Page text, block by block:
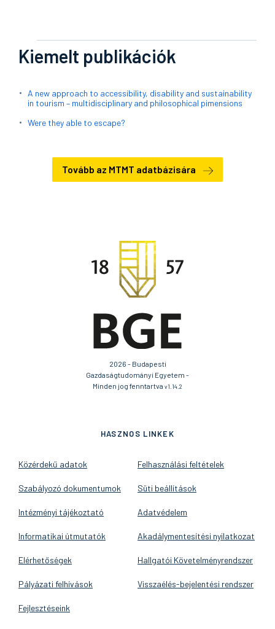
Kiemelt publikációk
A new approach to accessibility, disability and sustainability
in tourism – multidisciplinary and philosophical pimensions
Were they able to escape?
Tovább az MTMT adatbázisára
2026 - Budapesti
Gazdaságtudományi Egyetem -
Minden jog fenntartva v1.14.2
HASZNOS LINKEK
Közérdekű adatok
Szabályozó dokumentumok
Intézményi tájékoztató
Informatikai útmutatók
Elérhetőségek
Pályázati felhívások
Fejlesztéseink
Felhasználási feltételek
Süti beállítások
Adatvédelem
Akadálymentesítési nyilatkozat
Hallgatói Követelményrendszer
Visszaélés-bejelentési rendszer